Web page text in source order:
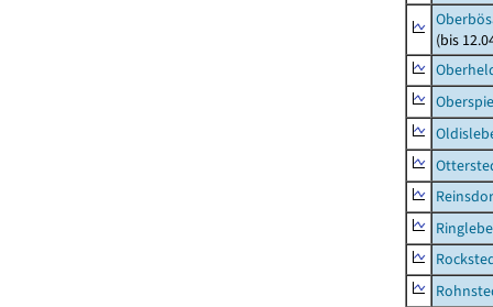
(bis